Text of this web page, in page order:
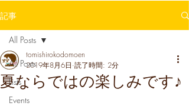
記事
All Posts
Lists
Events
All Posts
夏ならではの楽しみです♪
tomishirokodomoen
2019年8月6日 読了時間: 2分